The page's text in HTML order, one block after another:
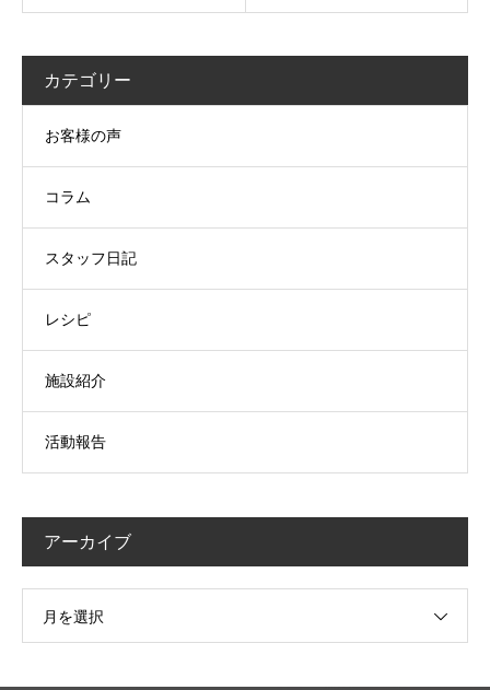
カテゴリー
お客様の声
コラム
スタッフ日記
レシピ
施設紹介
活動報告
アーカイブ
月を選択